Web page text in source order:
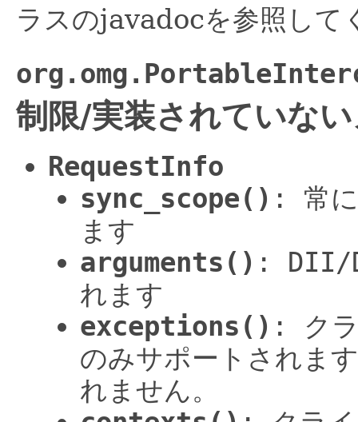
ラスのjavadocを参照して
制限/実装されていな
RequestInfo
sync_scope() : 常に
ます
arguments() : DII/
れます
exceptions() : ク
のみサポートされま
れません。